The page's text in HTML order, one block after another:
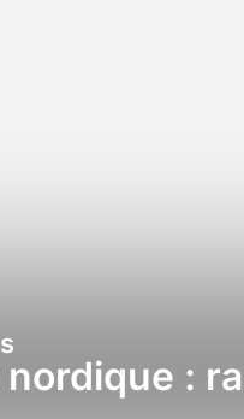
: